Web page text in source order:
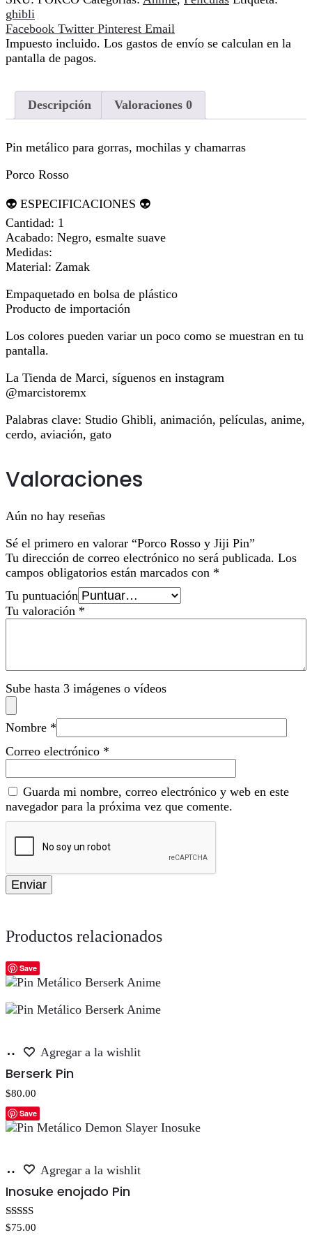
ghibli
Compartir
Facebook Twitter Pinterest Email
Impuesto incluido. Los gastos de envío se calculan en la
pantalla de pagos.
Descripción Valoraciones 0
Pin metálico para gorras, mochilas y chamarras
Porco Rosso
👽 ESPECIFICACIONES 👽
Cantidad: 1
Acabado: Negro, esmalte suave
Medidas:
Material: Zamak
Empaquetado en bolsa de plástico
Producto de importación
Los colores pueden variar un poco como se muestran en tu
pantalla.
La Tienda de Marci, síguenos en instagram
@marcistoremx
Palabras clave: Studio Ghibli, animación, películas, anime,
cerdo, aviación, gato
Valoraciones
Aún no hay reseñas
Sé el primero en valorar “Porco Rosso y Jiji Pin”
Tu dirección de correo electrónico no será publicada. Los
campos obligatorios están marcados con *
Tu puntuación
Tu valoración *
Sube hasta 3 imágenes o vídeos
Nombre *
Correo electrónico *
Guarda mi nombre, correo electrónico y web en este
navegador para la próxima vez que comente.
Productos relacionados
Save
Añadir
carrito
Agregar a la wishlit
Berserk Pin
$80.00
Save
Añadir
carrito
Agregar a la wishlit
Inosuke enojado Pin
Valorado con
$75.00